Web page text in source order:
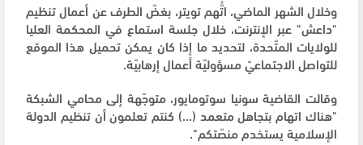
وخلال الشهر الماضي، اتُّهم تويتر، بغضّ الطرف عن أعمال تنظيم
"داعش" عبر الإنترنت، خلال جلسة استماع في المحكمة العليا
للولايات المتّحدة، لتحديد ما إذا كان يمكن تحميل هذا الموقع
للتواصل الاجتماعيّ مسؤوليّة أعمال إرهابيّة.
وقالت القاضية سونيا سوتومايور، متوجّهة إلى محامي الشبكة
"هناك اتهام بتجاهل متعمد (...) كنتم تعلمون أن تنظيم الدولة
الإسلامية يستخدم منصّتكم".